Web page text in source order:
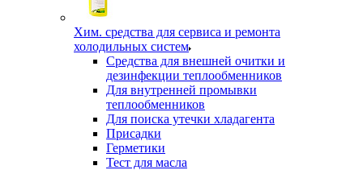
Хим. средства для сервиса и ремонта
холодильных систем
Средства для внешней очитки и
дезинфекции теплообменников
Для внутренней промывки
теплообменников
Для поиска утечки хладагента
Присадки
Герметики
Тест для масла